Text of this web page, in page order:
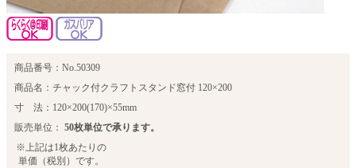
商品番号：No.50309
商品名：チャック付クラフトスタンド窓付 120×200
寸 法：120×200(170)×55mm
販売単位： 50枚単位で承ります。
※上記は1枚あたりの
単価（税別）です。